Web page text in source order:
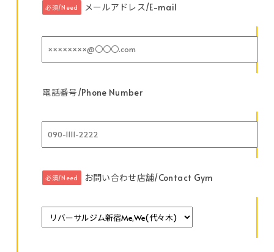
必須/Need メールアドレス/E-mail
電話番号/Phone Number
必須/Need お問い合わせ店舗/Contact Gym